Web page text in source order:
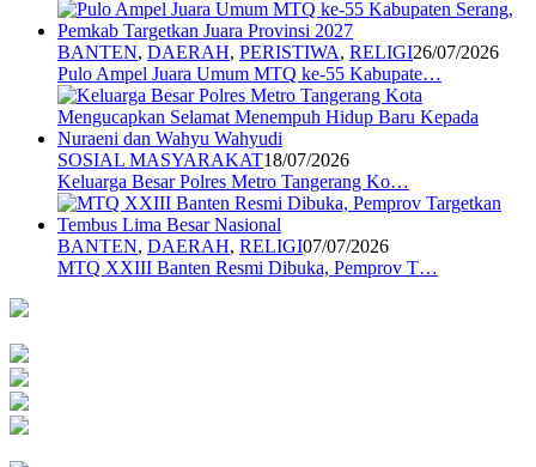
BANTEN, DAERAH, PERISTIWA, RELIGI26/07/2026
Pulo Ampel Juara Umum MTQ ke-55 Kabupate…
SOSIAL MASYARAKAT18/07/2026
Keluarga Besar Polres Metro Tangerang Ko…
BANTEN, DAERAH, RELIGI07/07/2026
MTQ XXIII Banten Resmi Dibuka, Pemprov T…